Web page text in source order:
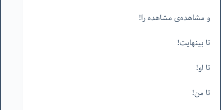
و مشاهده‌ی مشاهده را!
تا بینهایت!
تا او!
تا من!